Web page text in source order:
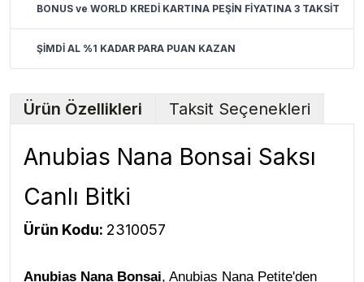
BONUS ve WORLD KREDİ KARTINA PEŞİN FİYATINA 3 TAKSİT
ŞİMDİ AL %1 KADAR PARA PUAN KAZAN
Ürün Özellikleri Taksit Seçenekleri
Anubias Nana Bonsai Saksı
Canlı Bitki
Ürün Kodu: 2310057
Anubias Nana Bonsai, Anubias Nana Petite'den